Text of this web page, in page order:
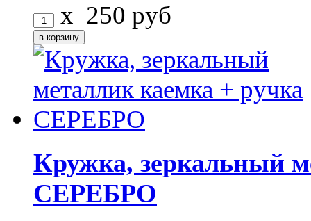
x 250 руб
Кружка, зеркальный
СЕРЕБРО